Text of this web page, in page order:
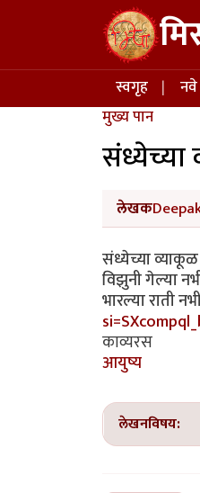
Skip to main content
Main
स्वगृह
मुख्य पान
संध्येच्या
लेखक
संध्येच्या व्याकूळ
विझुनी गेल्या
भारल्या राती
काव्यरस
आयुष्य
लेखनविषय: